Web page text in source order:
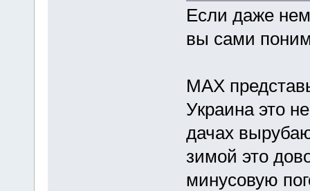
Если даже
вы сами
МАХ
Украина это
дачах
зимой это
минусовую